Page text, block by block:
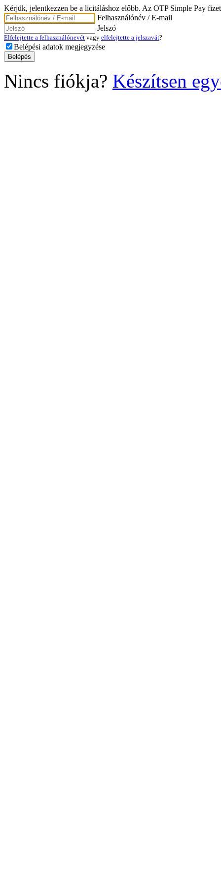
Kérjük, jelentkezzen be a licitáláshoz előbb. Az OTP Simple Pay
Felhasználónév / E-mail
Jelszó
Elfelejtette a felhasználónevét vagy elfelejtette a jelszavát?
Belépési adatok megjegyzése
Nincs fiókja? Készítsen